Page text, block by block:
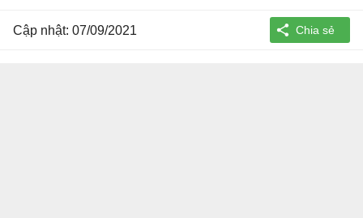
Cập nhật: 07/09/2021